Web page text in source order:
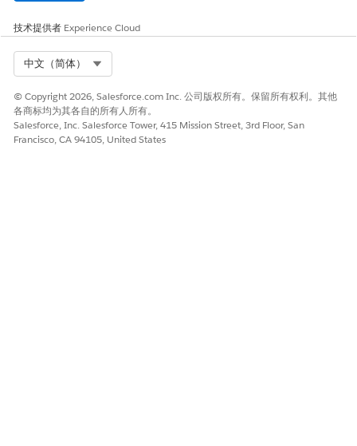
技术提供者 Experience Cloud
中文（简体）
© Copyright 2026, Salesforce.com Inc. 公司版权所有。保留所有权利。其他
各商标均为其各自的所有人所有。
Salesforce, Inc. Salesforce Tower, 415 Mission Street, 3rd Floor, San
Francisco, CA 94105, United States